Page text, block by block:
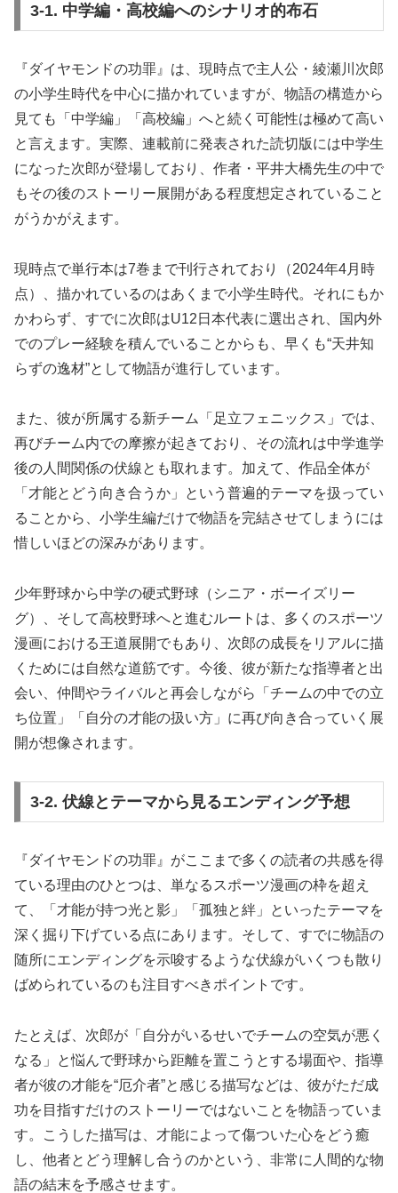
3-1. 中学編・高校編へのシナリオ的布石
『ダイヤモンドの功罪』は、現時点で主人公・綾瀬川次郎
の小学生時代を中心に描かれていますが、物語の構造から
見ても「中学編」「高校編」へと続く可能性は極めて高い
と言えます。実際、連載前に発表された読切版には中学生
になった次郎が登場しており、作者・平井大橋先生の中で
もその後のストーリー展開がある程度想定されていること
がうかがえます。
現時点で単行本は7巻まで刊行されており（2024年4月時
点）、描かれているのはあくまで小学生時代。それにもか
かわらず、すでに次郎はU12日本代表に選出され、国内外
でのプレー経験を積んでいることからも、早くも“天井知
らずの逸材”として物語が進行しています。
また、彼が所属する新チーム「足立フェニックス」では、
再びチーム内での摩擦が起きており、その流れは中学進学
後の人間関係の伏線とも取れます。加えて、作品全体が
「才能とどう向き合うか」という普遍的テーマを扱ってい
ることから、小学生編だけで物語を完結させてしまうには
惜しいほどの深みがあります。
少年野球から中学の硬式野球（シニア・ボーイズリー
グ）、そして高校野球へと進むルートは、多くのスポーツ
漫画における王道展開でもあり、次郎の成長をリアルに描
くためには自然な道筋です。今後、彼が新たな指導者と出
会い、仲間やライバルと再会しながら「チームの中での立
ち位置」「自分の才能の扱い方」に再び向き合っていく展
開が想像されます。
3-2. 伏線とテーマから見るエンディング予想
『ダイヤモンドの功罪』がここまで多くの読者の共感を得
ている理由のひとつは、単なるスポーツ漫画の枠を超え
て、「才能が持つ光と影」「孤独と絆」といったテーマを
深く掘り下げている点にあります。そして、すでに物語の
随所にエンディングを示唆するような伏線がいくつも散り
ばめられているのも注目すべきポイントです。
たとえば、次郎が「自分がいるせいでチームの空気が悪く
なる」と悩んで野球から距離を置こうとする場面や、指導
者が彼の才能を“厄介者”と感じる描写などは、彼がただ成
功を目指すだけのストーリーではないことを物語っていま
す。こうした描写は、才能によって傷ついた心をどう癒
し、他者とどう理解し合うのかという、非常に人間的な物
語の結末を予感させます。